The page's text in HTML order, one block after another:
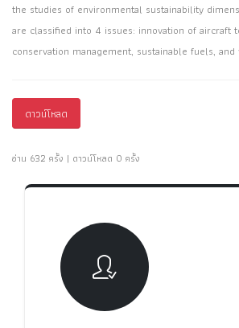
the studies of environmental sustainability
are classified into 4 issues: innovation of aircraft
conservation management, sustainable fuels,
ดาวน์โหลด
อ่าน 632 ครั้ง | ดาวน์โหลด 0 ครั้ง